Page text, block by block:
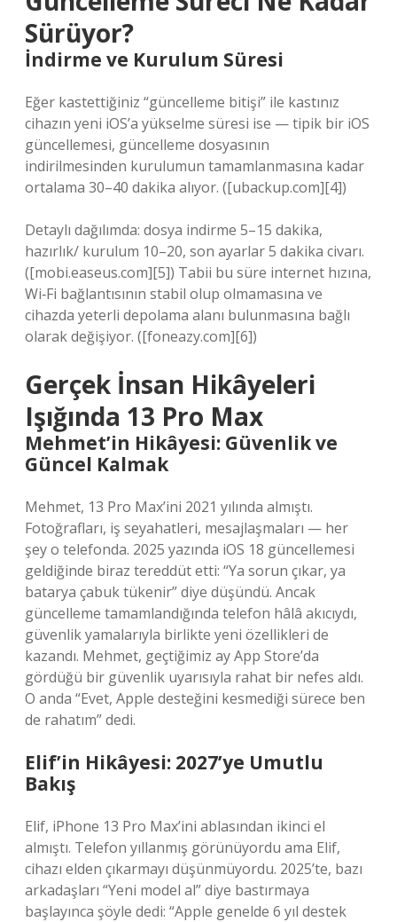
Sürüyor?
İndirme ve Kurulum Süresi
Eğer kastettiğiniz “güncelleme bitişi” ile kastınız
cihazın yeni iOS’a yükselme süresi ise — tipik bir iOS
güncellemesi, güncelleme dosyasının
indirilmesinden kurulumun tamamlanmasına kadar
ortalama 30–40 dakika alıyor. ([ubackup.com][4])
Detaylı dağılımda: dosya indirme 5–15 dakika,
hazırlık/ kurulum 10–20, son ayarlar 5 dakika civarı.
([mobi.easeus.com][5]) Tabii bu süre internet hızına,
Wi‑Fi bağlantısının stabil olup olmamasına ve
cihazda yeterli depolama alanı bulunmasına bağlı
olarak değişiyor. ([foneazy.com][6])
Gerçek İnsan Hikâyeleri
Işığında 13 Pro Max
Mehmet’in Hikâyesi: Güvenlik ve
Güncel Kalmak
Mehmet, 13 Pro Max’ini 2021 yılında almıştı.
Fotoğrafları, iş seyahatleri, mesajlaşmaları — her
şey o telefonda. 2025 yazında iOS 18 güncellemesi
geldiğinde biraz tereddüt etti: “Ya sorun çıkar, ya
batarya çabuk tükenir” diye düşündü. Ancak
güncelleme tamamlandığında telefon hâlâ akıcıydı,
güvenlik yamalarıyla birlikte yeni özellikleri de
kazandı. Mehmet, geçtiğimiz ay App Store’da
gördüğü bir güvenlik uyarısıyla rahat bir nefes aldı.
O anda “Evet, Apple desteğini kesmediği sürece ben
de rahatım” dedi.
Elif’in Hikâyesi: 2027’ye Umutlu
Bakış
Elif, iPhone 13 Pro Max’ini ablasından ikinci el
almıştı. Telefon yıllanmış görünüyordu ama Elif,
cihazı elden çıkarmayı düşünmüyordu. 2025’te, bazı
arkadaşları “Yeni model al” diye bastırmaya
başlayınca şöyle dedi: “Apple genelde 6 yıl destek